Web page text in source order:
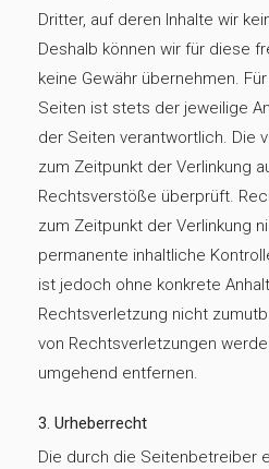
Dritter, auf deren Inhalte wir
Deshalb können wir für diese
keine Gewähr übernehmen.
Seiten ist stets der jeweilige
der Seiten verantwortlich. Die
zum Zeitpunkt der Verlinkung
Rechtsverstöße überprüft.
zum Zeitpunkt der Verlinkung
permanente inhaltliche
ist jedoch ohne konkrete
Rechtsverletzung nicht
von Rechtsverletzungen
umgehend entfernen.
3. Urheberrecht
Die durch die Seitenbetreiber